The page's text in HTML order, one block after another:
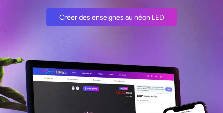
Créer des enseignes au néon LED